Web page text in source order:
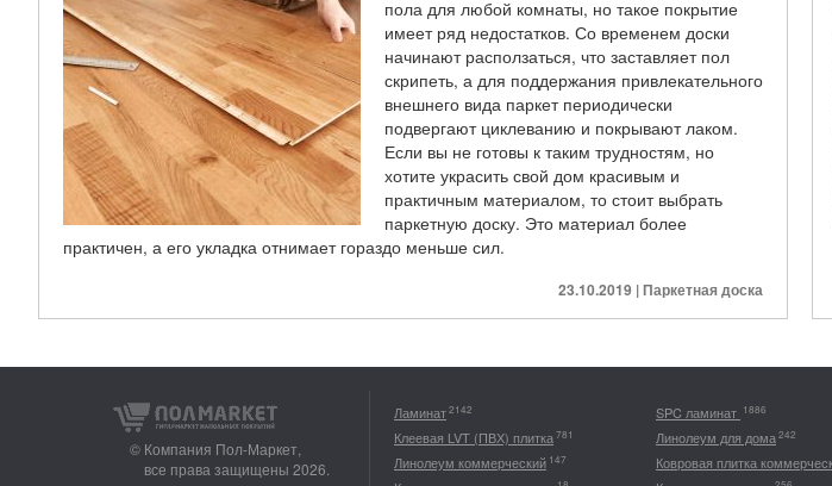
пола для любой комнаты, но такое покрытие
имеет ряд недостатков. Со временем доски
начинают расползаться, что заставляет пол
скрипеть, а для поддержания привлекательного
внешнего вида паркет периодически
подвергают циклеванию и покрывают лаком.
Если вы не готовы к таким трудностям, но
хотите украсить свой дом красивым и
практичным материалом, то стоит выбрать
паркетную доску. Это материал более
практичен, а его укладка отнимает гораздо меньше сил.
23.10.2019 | Паркетная доска
© Компания Пол-Маркет,
все права защищены 2026.
Ламинат2142 SPC ламинат 1886
Клеевая LVT (ПВХ) плитка781 Линолеум для дома242
Линолеум коммерческий 147 Ковровая плитка